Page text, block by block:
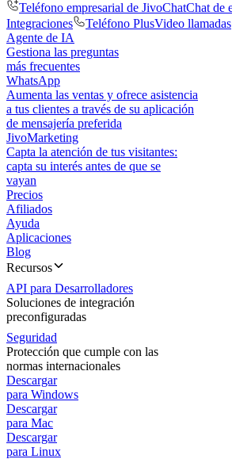
Teléfono empresarial de JivoChatChat de
Integraciones
Teléfono PlusVideo llamadas
Agente de IA
Gestiona las preguntas
más frecuentes
WhatsApp
Aumenta las ventas y ofrece asistencia
a tus clientes a través de su aplicación
de mensajería preferida
JivoMarketing
Capta la atención de tus visitantes:
capta su interés antes de que se
vayan
Precios
Afiliados
Ayuda
Aplicaciones
Blog
Recursos
API para Desarrolladores
Soluciones de integración
preconfiguradas
Seguridad
Protección que cumple con las
normas internacionales
Descargar
para Windows
Descargar
para Mac
Descargar
para Linux